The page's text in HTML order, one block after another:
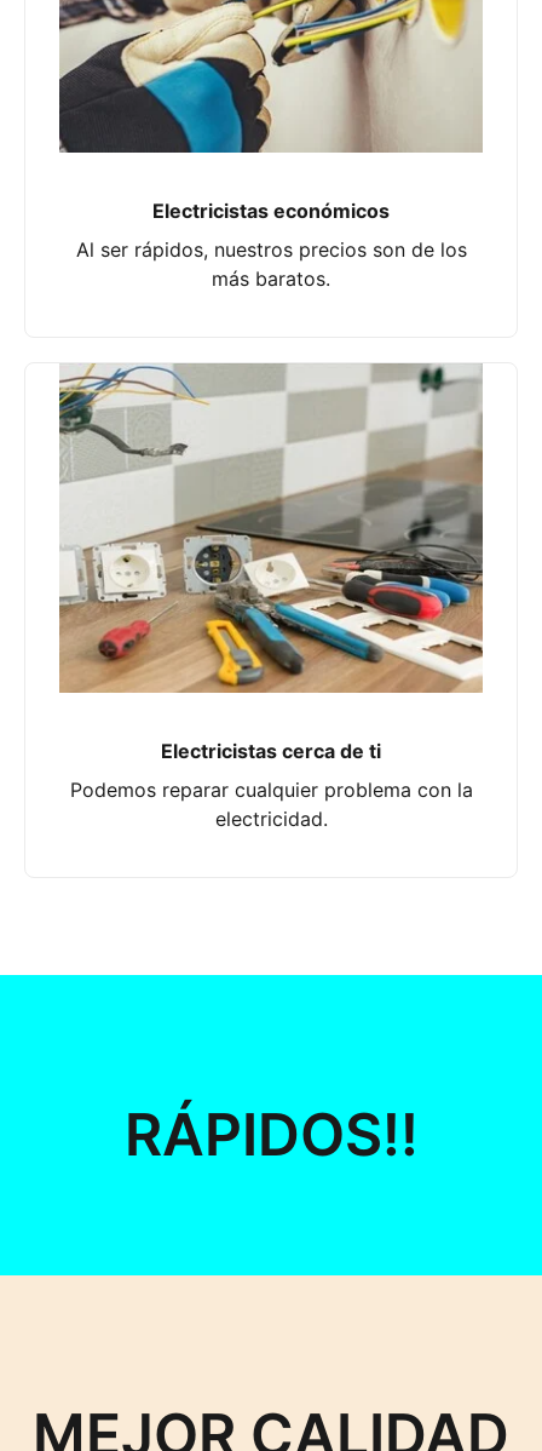
Electricistas económicos
Al ser rápidos, nuestros precios son de los
más baratos.
Electricistas cerca de ti
Podemos reparar cualquier problema con la
electricidad.
RÁPIDOS!!
MEJOR CALIDAD